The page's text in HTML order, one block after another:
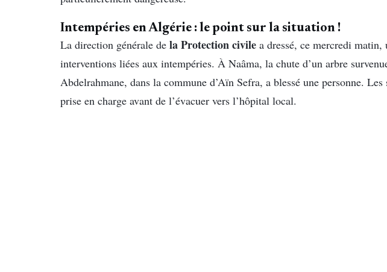
Intempéries en Algérie : le point sur la situation !
La direction générale de la Protection civile a dressé, ce mercredi
interventions liées aux intempéries. À Naâma, la chute d’un arbre
Abdelrahmane, dans la commune d’Aïn Sefra, a blessé une personne.
prise en charge avant de l’évacuer vers l’hôpital local.